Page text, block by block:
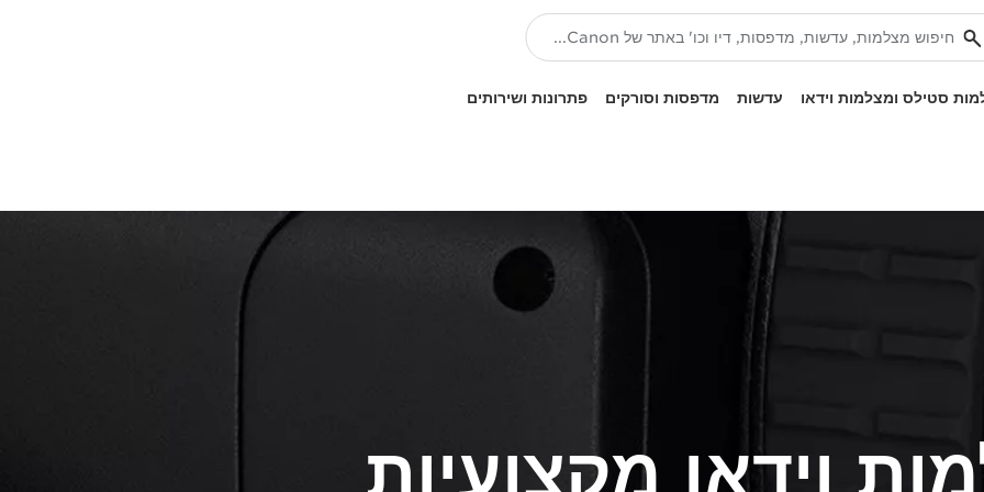
סטילס ומצלמות וידאו עדשות מדפסות וסורקים פתרונות ושירותים
וידאו מקצועיות